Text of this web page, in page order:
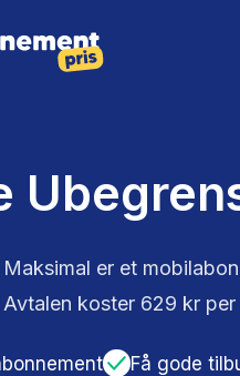
er et
koster 629 kr per
Få gode